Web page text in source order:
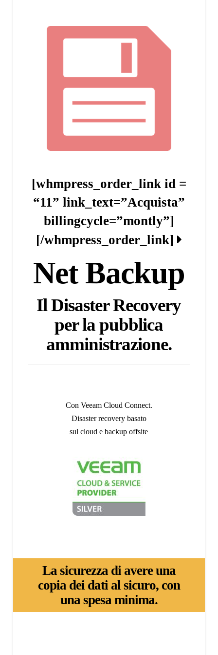
[whmpress_order_link id =
“11” link_text=”Acquista”
billingcycle=”montly”]
[/whmpress_order_link]
Net Backup
Il Disaster Recovery
per la pubblica
amministrazione.
Con Veeam Cloud Connect.
Disaster recovery basato
sul cloud e backup offsite
La sicurezza di avere una
copia dei dati al sicuro, con
una spesa minima.